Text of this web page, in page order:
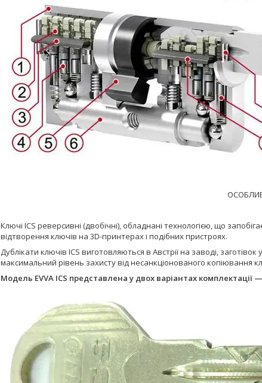
Ключі ICS реверсивні (двобічні), обладнані технологією, що
відтворення ключів на 3D-принтерах і подібних пристроях.
Дублікати ключів ICS виготовляються в Австрії на заводі,
максимальний рівень захисту від несанкціонованого копіювання
Модель EVVA ICS представлена у двох варіантах